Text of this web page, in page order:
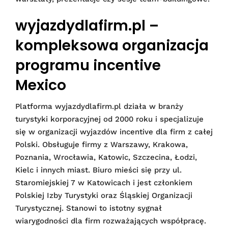
wyjazdydlafirm.pl –
kompleksowa organizacja
programu incentive
Mexico
Platforma wyjazdydlafirm.pl działa w branży
turystyki korporacyjnej od 2000 roku i specjalizuje
się w organizacji wyjazdów incentive dla firm z całej
Polski. Obsługuje firmy z Warszawy, Krakowa,
Poznania, Wrocławia, Katowic, Szczecina, Łodzi,
Kielc i innych miast. Biuro mieści się przy ul.
Staromiejskiej 7 w Katowicach i jest członkiem
Polskiej Izby Turystyki oraz Śląskiej Organizacji
Turystycznej. Stanowi to istotny sygnał
wiarygodności dla firm rozważających współpracę.